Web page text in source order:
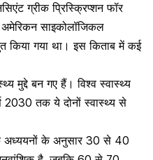
ग्रीक प्रिस्क्रिप्शन फॉर
अमेरिकनसाइकोलॉजिकल
किया गया था। इस किताब में कई
मुद्दे बन गए हैं। विश्व स्वास्थ्य
2030 तक ये दोनों स्वास्थ्य से
अध्ययनों के अनुसार 30 से 40